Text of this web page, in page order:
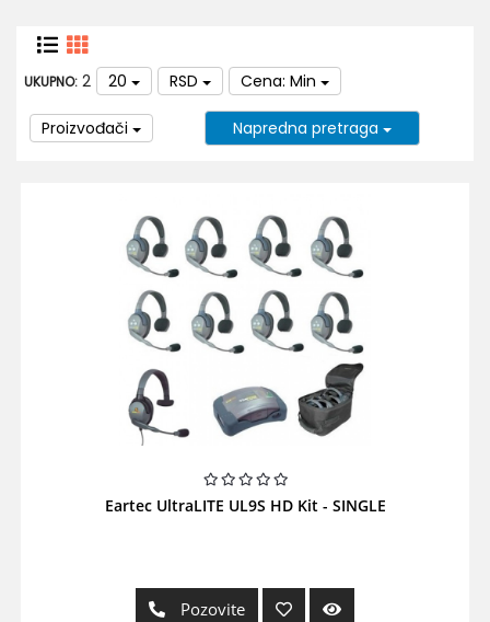
UKUPNO: 2 20 RSD Cena: Min
Proizvođači Napredna pretraga
Eartec UltraLITE UL9S HD Kit - SINGLE
Pozovite